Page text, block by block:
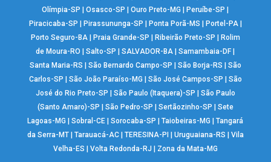
Olímpia-SP
|Osasco-SP |Ouro Preto-MG Peruíbe-SP
Piracicaba-SP
Pirassununga-SP Ponta Porã-MS Portel-PA|
Porto Seguro-BA| Praia Grande-SP Ribeirão Preto-SP
Rolim
de Moura-RO
|Salto-SP |SALVADOR-BA |Samambaia-DF
Santa Maria-RS
São Bernardo Campo-SP São Borja-RS
São
Carlos-SP
São João Paraíso-MG São José Campos-SP
São
José do Rio Preto-SP
São Paulo (Itaquera)-SP
São Paulo
(Santo Amaro)-SP
São Pedro-SP Sertãozinho-SP
Sete
Lagoas-MG
|Sobral-CE |Sorocaba-SP |Taiobeiras-MG |Tangará
da Serra-MT| Tarauacá-AC| TERESINA-PI Uruguaiana-RS
Vila
Velha-ES
Volta Redonda-RJ Zona da Mata-MG